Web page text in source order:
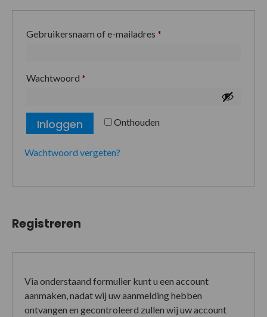
Gebruikersnaam of e-mailadres *
Wachtwoord *
Onthouden
Inloggen
Wachtwoord vergeten?
Registreren
Via onderstaand formulier kunt u een account
aanmaken, nadat wij uw aanmelding hebben
ontvangen en gecontroleerd zullen wij uw account